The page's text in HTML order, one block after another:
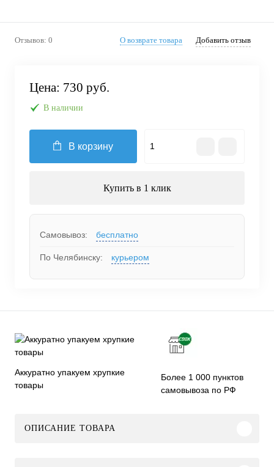
Отзывов: 0 О возврате товара Добавить отзыв
Цена: 730 руб.
В наличии
В корзину
Купить в 1 клик
Самовывоз: бесплатно
По Челябинску: курьером
Аккуратно упакуем хрупкие
товары
Более 1 000 пунктов
самовывоза по РФ
ОПИСАНИЕ ТОВАРА